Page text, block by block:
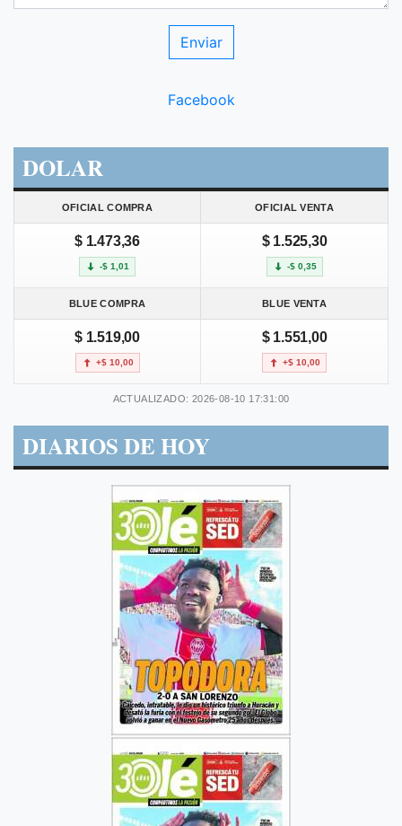
Facebook
DOLAR
OFICIAL COMPRA OFICIAL VENTA
$ 1.473,36
-$ 1,01
$ 1.525,30
-$ 0,35
BLUE COMPRA BLUE VENTA
$ 1.519,00
+$ 10,00
$ 1.551,00
+$ 10,00
ACTUALIZADO: 2026-08-10 17:31:00
DIARIOS DE HOY